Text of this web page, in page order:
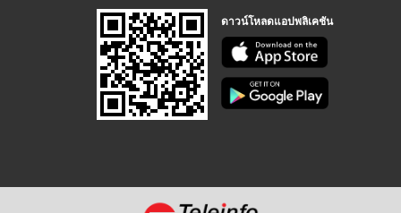
ดาวน์โหลดแอปพลิเคชัน